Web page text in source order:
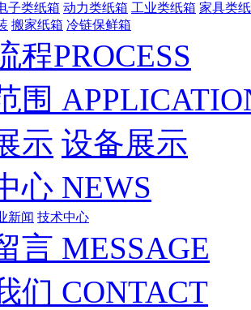
子类纸箱 动力类纸箱 工业类纸箱 家具类
搬家纸箱 冷链保鲜箱
程PROCESS
围
示 设备展示
心 NEWS
新闻 技术中心
言 MESSAGE
们 CONTACT